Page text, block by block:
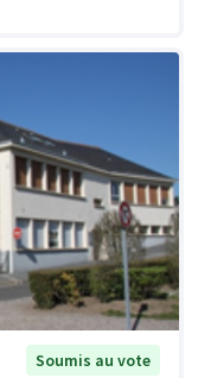
Soumis au vote